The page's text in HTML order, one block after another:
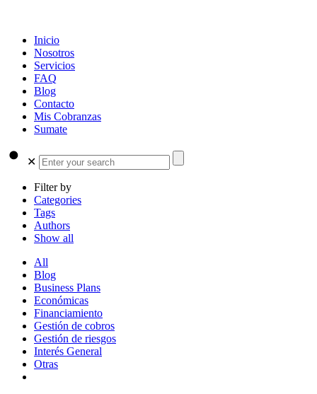
Inicio
Nosotros
Servicios
FAQ
Blog
Contacto
Mis Cobranzas
Sumate
✕
Filter by
Categories
Tags
Authors
Show all
All
Blog
Business Plans
Económicas
Financiamiento
Gestión de cobros
Gestión de riesgos
Interés General
Otras